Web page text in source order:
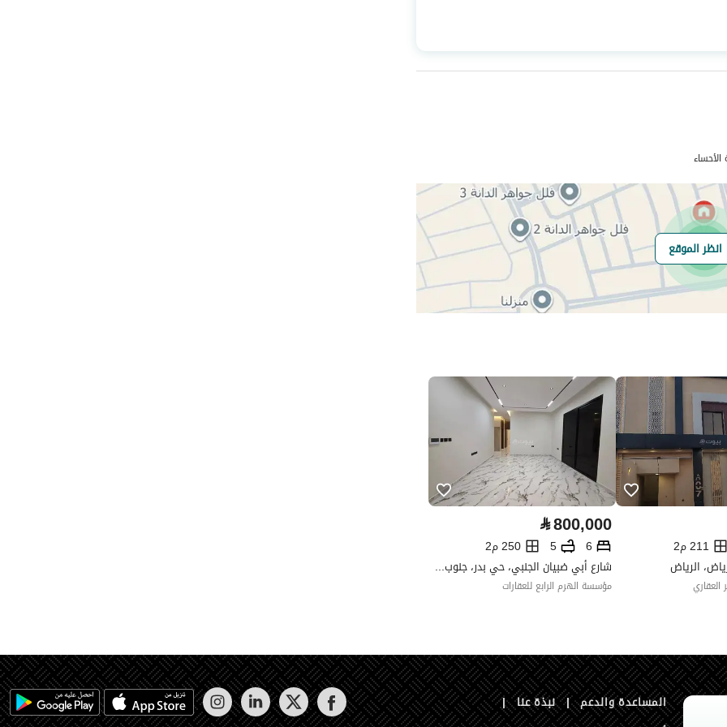
عدد الغرف
9
التواصل الإجتماعي
هل يوجد اي التزام
على العقار ؟
لا يوجد
العقار مرهون
لا
العقار مقيد
رقم الأرض
2 / 368
ملاحظات
-
انظر الموقع
211 م2
الرياض
العقاري
⃁800,000
6
5
250 م2
شارع أبي ضبيان الجنبي، حي بدر، جنوب الرياض، الرياض
مؤسسة الهرم الرابع للعقارات
المساعدة والدعم | نبذة عنا |